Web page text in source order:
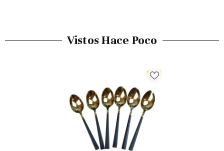
Vistos Hace Poco